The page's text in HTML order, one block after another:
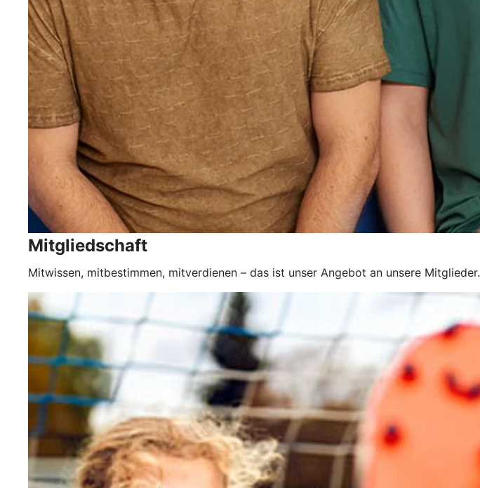
Mitgliedschaft
Mitwissen, mitbestimmen, mitverdienen – das ist unser Angebot an unsere Mitglieder.